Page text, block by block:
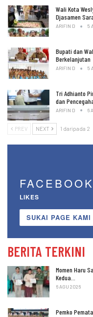
Wali Kota
Djasamen
ARIFIN D 5
Bupati dan
Berkelanjutan
ARIFIN D 5
Tri Adhianto
dan
ARIFIN D 6
PREV NEXT 1 daripada 2
FACEBOOK
LIKES
SUKAI PAGE KAMI
BERITA TERKINI
Momen Haru
Kedua…
6 AGU 2026
Pemko